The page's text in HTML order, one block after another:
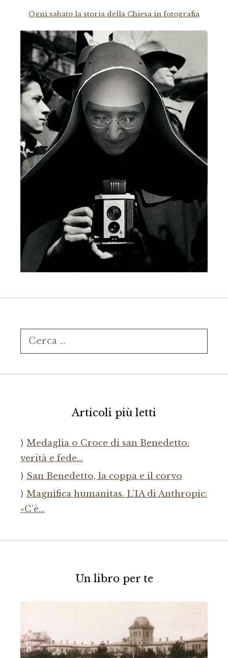
Ogni sabato la storia della Chiesa in fotografia
Ricerca
per:
Articoli più letti
Medaglia o Croce di san Benedetto:
verità e fede…
San Benedetto, la coppa e il corvo
Magnifica humanitas. L’IA di Anthropic:
«C’è…
Un libro per te